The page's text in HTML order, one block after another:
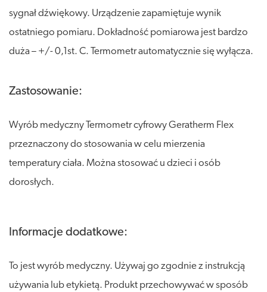
sygnał dźwiękowy. Urządzenie zapamiętuje wynik
ostatniego pomiaru. Dokładność pomiarowa jest bardzo
duża – +/- 0,1st. C. Termometr automatycznie się wyłącza.
Zastosowanie:
Wyrób medyczny Termometr cyfrowy Geratherm Flex
przeznaczony do stosowania w celu mierzenia
temperatury ciała. Można stosować u dzieci i osób
dorosłych.
Informacje dodatkowe:
To jest wyrób medyczny. Używaj go zgodnie z instrukcją
używania lub etykietą. Produkt przechowywać w sposób